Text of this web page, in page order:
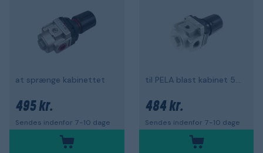
at sprænge kabinettet
495 kr.
Sendes indenfor 7-10 dage
til PELA blast kabinet 502331
484 kr.
Sendes indenfor 7-10 dage